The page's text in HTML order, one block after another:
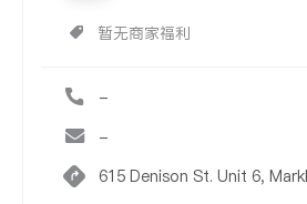
暂无商家福利
-
-
615 Denison St. Unit 6,